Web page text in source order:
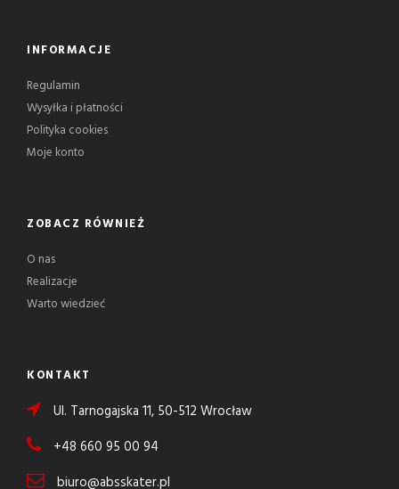
INFORMACJE
Regulamin
Wysyłka i płatności
Polityka cookies
Moje konto
ZOBACZ RÓWNIEŻ
O nas
Realizacje
Warto wiedzieć
KONTAKT
Ul. Tarnogajska 11, 50-512 Wrocław
+48 660 95 00 94
biuro@absskater.pl